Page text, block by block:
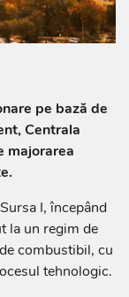
pe bază de
Centrala
majorarea
I, începând
la un regim de
combustibil, cu
tehnologic.